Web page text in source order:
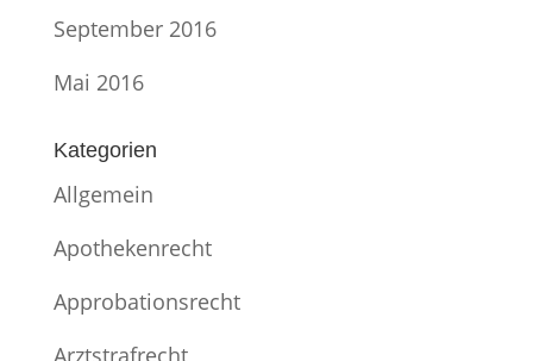
September 2016
Mai 2016
Kategorien
Allgemein
Apothekenrecht
Approbationsrecht
Arztstrafrecht